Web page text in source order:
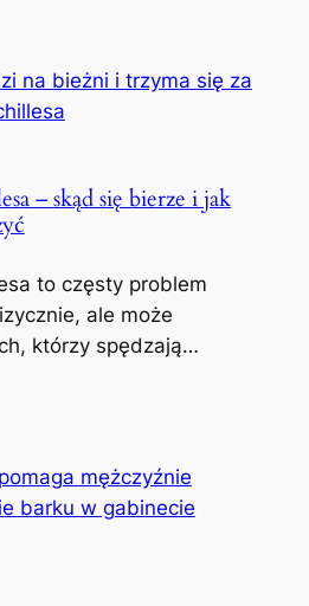
– skąd się bierze i jak
to częsty problem
ale może
którzy spędzają…